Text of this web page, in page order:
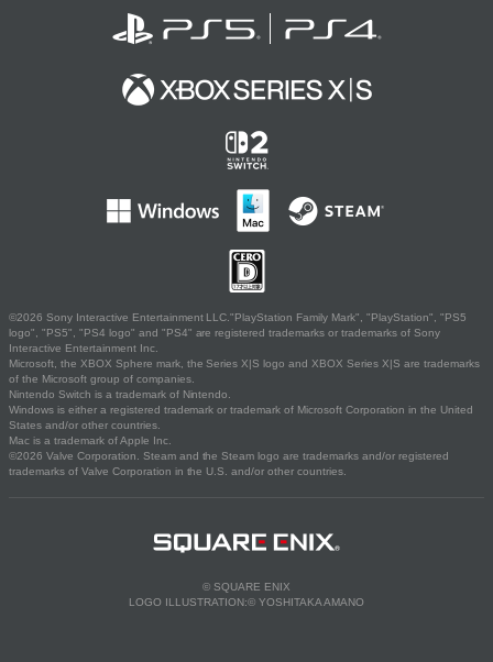
©2026 Sony Interactive Entertainment LLC."PlayStation Family Mark", "PlayStation", "PS5
logo", "PS5", "PS4 logo" and "PS4" are registered trademarks or trademarks of Sony
Interactive Entertainment Inc.
Microsoft, the XBOX Sphere mark, the Series X|S logo and XBOX Series X|S are trademarks
of the Microsoft group of companies.
Nintendo Switch is a trademark of Nintendo.
Windows is either a registered trademark or trademark of Microsoft Corporation in the United
States and/or other countries.
Mac is a trademark of Apple Inc.
©2026 Valve Corporation. Steam and the Steam logo are trademarks and/or registered
trademarks of Valve Corporation in the U.S. and/or other countries.
© SQUARE ENIX
LOGO ILLUSTRATION:© YOSHITAKA AMANO